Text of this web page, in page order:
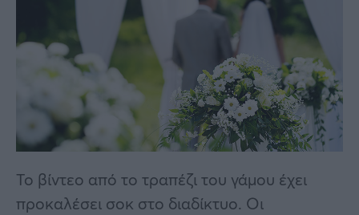
Το βίντεο από το τραπέζι του γάμου έχει
προκαλέσει σοκ στο διαδίκτυο. Οι